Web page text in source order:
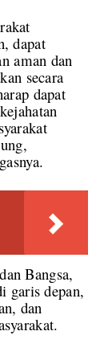
dapat
aman dan
secara
dapat
Bangsa,
garis depan,
dan